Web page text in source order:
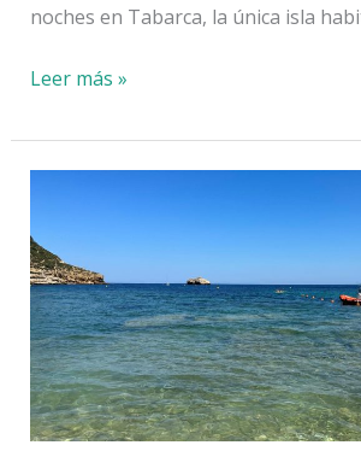
noches en Tabarca, la única isla
Dormir
la
única
habitada
de
la
Comunidad
Valenciana:
un
plan
Leer más »